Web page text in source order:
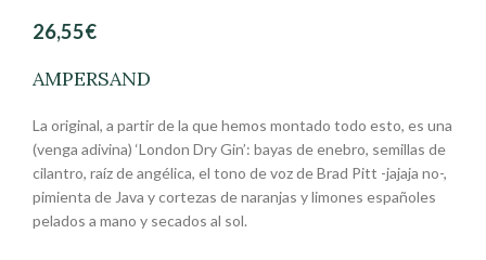
26,55€
AMPERSAND
La original, a partir de la que hemos montado todo esto, es una
(venga adivina) ‘London Dry Gin’: bayas de enebro, semillas de
cilantro, raíz de angélica, el tono de voz de Brad Pitt -jajaja no-,
pimienta de Java y cortezas de naranjas y limones españoles
pelados a mano y secados al sol.